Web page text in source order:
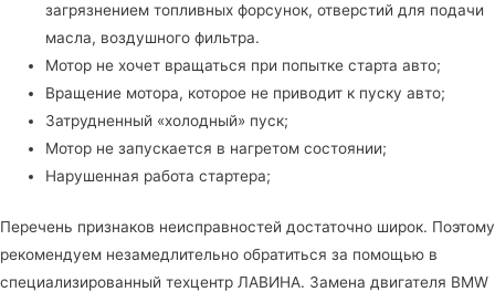
загрязнением топливных форсунок, отверстий для подачи
масла, воздушного фильтра.
Мотор не хочет вращаться при попытке старта авто;
Вращение мотора, которое не приводит к пуску авто;
Затрудненный «холодный» пуск;
Мотор не запускается в нагретом состоянии;
Нарушенная работа стартера;
Перечень признаков неисправностей достаточно широк. Поэтому
рекомендуем незамедлительно обратиться за помощью в
специализированный техцентр ЛАВИНА. Замена двигателя BMW